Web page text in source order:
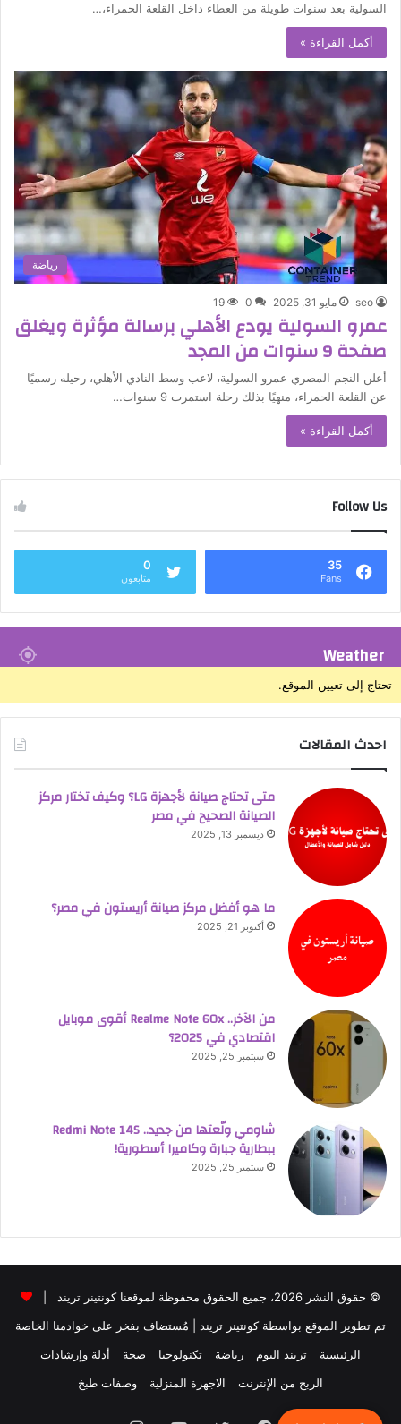
السولية بعد سنوات طويلة من العطاء داخل القلعة الحمراء،…
أكمل القراءة »
رياضة
seo مايو 31, 2025 0
19
عمرو السولية يودع الأهلي برسالة مؤثرة ويغلق
صفحة 9 سنوات من المجد
أعلن النجم المصري عمرو السولية، لاعب وسط النادي الأهلي، رحيله رسميًا
عن القلعة الحمراء، منهيًا بذلك رحلة استمرت 9 سنوات…
أكمل القراءة »
Follow Us
35
Fans
0
متابعون
Weather
تحتاج إلى تعيين الموقع.
احدث المقالات
متى تحتاج صيانة لأجهزة LG؟ وكيف تختار مركز
الصيانة الصحيح في مصر
ديسمبر 13, 2025
ما هو أفضل مركز صيانة أريستون في مصر؟
أكتوبر 21, 2025
من الآخر.. Realme Note 60x أقوى موبايل
اقتصادي في 2025؟
سبتمبر 25, 2025
شاومي ولّعتها من جديد.. Redmi Note 14S
ببطارية جبارة وكاميرا أسطورية!
سبتمبر 25, 2025
© حقوق النشر 2026، جميع الحقوق محفوظة لموقعنا كونتينر تريند |
تم تطوير الموقع بواسطةكونتينر تريند
| مُستضاف بفخر على خوادمنا الخاصة
الرئيسية
تريند اليوم رياضة تكنولوجيا صحة
أدلة وإرشادات
الربح من الإنترنت
الاجهزة المنزلية وصفات طبخ